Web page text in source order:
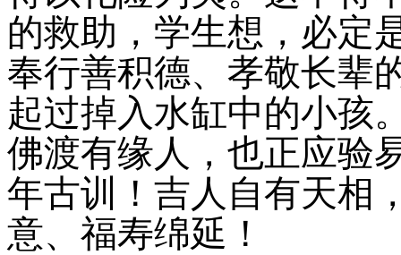
的救助，学生想，必定
奉行善积德、 孝敬长辈
起过掉入水缸中的小孩
佛渡有缘人，也正应验
年古训！吉人自有天相
意、福寿绵延！